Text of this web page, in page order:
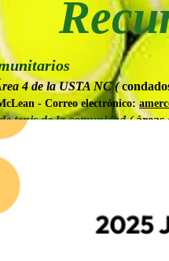
4 de la USTA NC (
- Correo electrónico:
tenis de la comunidad ( áreas
1179
recursos comunitarios
de Durham
de Chapel Hill
del condado de Orange
Parques y Recreación de